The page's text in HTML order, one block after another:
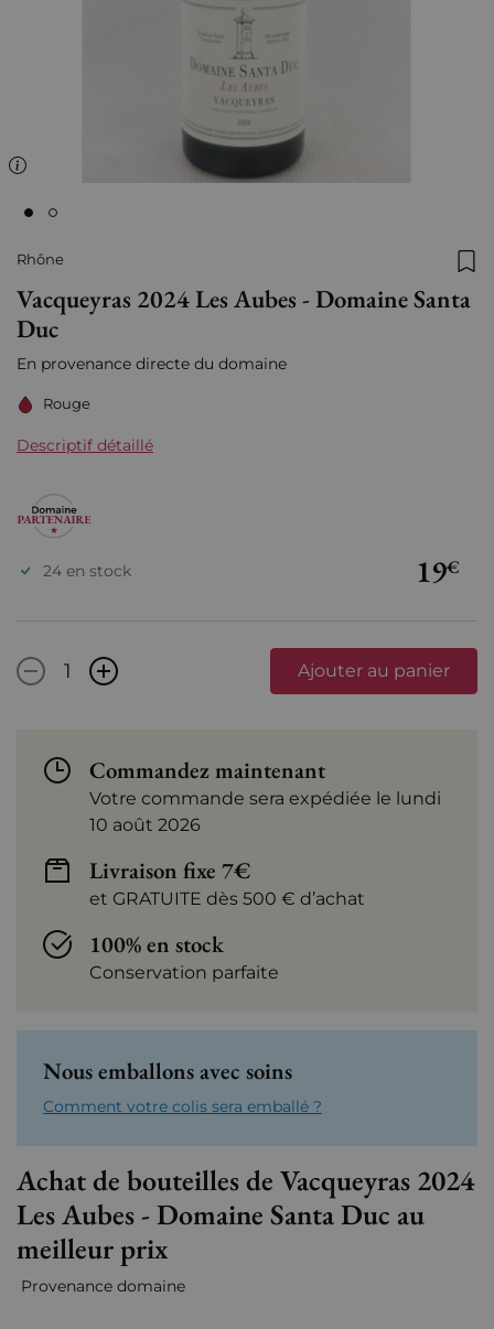
Rhône
Vacqueyras 2024 Les Aubes - Domaine Santa
Duc
En provenance directe du domaine
Rouge
Descriptif détaillé
19€
24 en stock
- + Ajouter au panier
Commandez maintenant
Votre commande sera expédiée le lundi
10 août 2026
Livraison fixe 7€
et GRATUITE dès 500 € d’achat
100% en stock
Conservation parfaite
Nous emballons avec soins
Comment votre colis sera emballé ?
Achat de bouteilles de Vacqueyras 2024
Les Aubes - Domaine Santa Duc au
meilleur prix
Provenance domaine